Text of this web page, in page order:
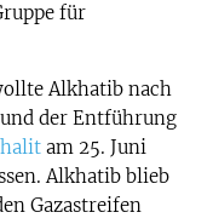
für
Alkhatib nach
der Entführung
am 25. Juni
Alkhatib blieb
Gazastreifen